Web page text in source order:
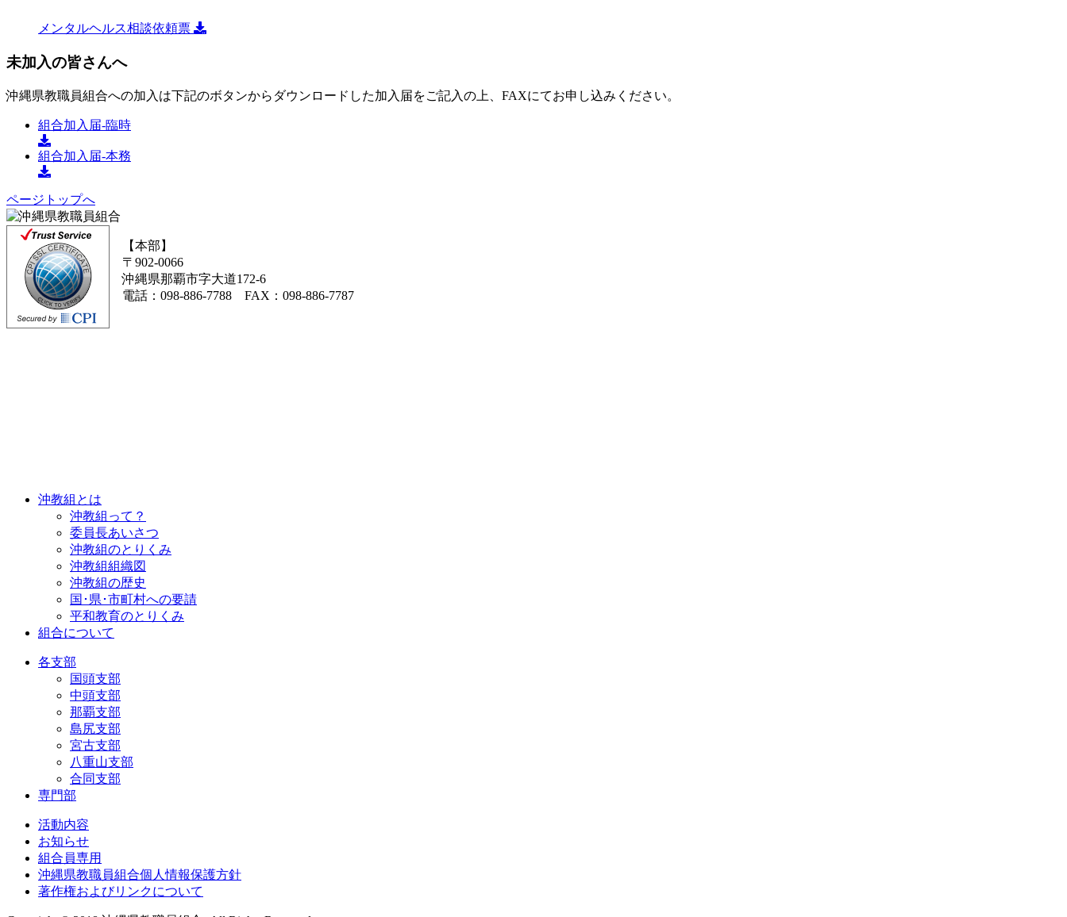
メンタルヘルス相談依頼票
未加入の皆さんへ
沖縄県教職員組合への加入は下記のボタンからダウンロードした加入届をご記入の上、FAXにてお申し込みください。
組合加入届-臨時
組合加入届-本務
ページトップへ
【本部】
〒902-0066
沖縄県那覇市字大道172-6
電話：098-886-7788 FAX：098-886-7787
沖教組とは
沖教組って？
委員長あいさつ
沖教組のとりくみ
沖教組組織図
沖教組の歴史
国･県･市町村への要請
平和教育のとりくみ
組合について
各支部
国頭支部
中頭支部
那覇支部
島尻支部
宮古支部
八重山支部
合同支部
専門部
活動内容
お知らせ
組合員専用
沖縄県教職員組合個人情報保護方針
著作権およびリンクについて